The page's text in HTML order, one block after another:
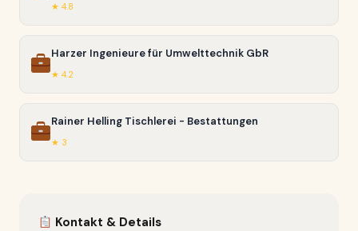
★ 4.8
Harzer Ingenieure für Umwelttechnik GbR
★ 4.2
Rainer Helling Tischlerei - Bestattungen
★ 3
Kontakt & Details